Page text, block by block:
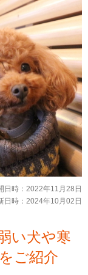
日時： 2022年11月28日
日時： 2024年10月02日
い犬や寒
ご紹介